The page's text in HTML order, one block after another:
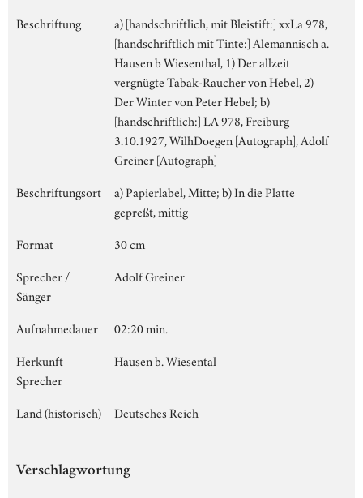
Beschriftung
a) [handschriftlich, mit Bleistift:] xxLa 978,
[handschriftlich mit Tinte:] Alemannisch a.
Hausen b Wiesenthal, 1) Der allzeit
vergnügte Tabak-Raucher von Hebel, 2)
Der Winter von Peter Hebel; b)
[handschriftlich:] LA 978, Freiburg
3.10.1927, WilhDoegen [Autograph], Adolf
Greiner [Autograph]
Beschriftungsort
a) Papierlabel, Mitte; b) In die Platte
gepreßt, mittig
Format
30 cm
Sprecher /
Sänger
Adolf Greiner
Aufnahmedauer
02:20 min.
Herkunft
Sprecher
Hausen b. Wiesental
Land (historisch) Deutsches Reich
Verschlagwortung